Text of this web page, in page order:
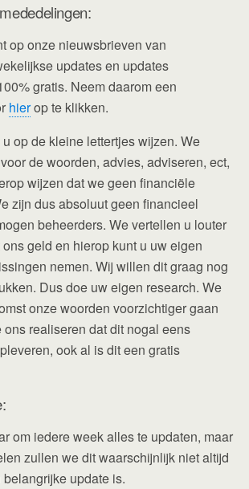
op onze nieuwsbrieven van
updates en updates
gratis. Neem daarom een
hierop te klikken.
op de kleine lettertjes wijzen. We
de woorden, advies, adviseren, ect,
wijzen dat we geen financiële
zijn dus absoluut geen financieel
beheerders. We vertellen u louter
geld en hierop kunt u uw eigen
nemen. Wij willen dit graag nog
Dus doe uw eigen research. We
onze woorden voorzichtiger gaan
ons realiseren dat dit nogal eens
ook al is dit een gratis
om iedere week alles te updaten, maar
zullen we dit waarschijnlijk niet altijd
update is.